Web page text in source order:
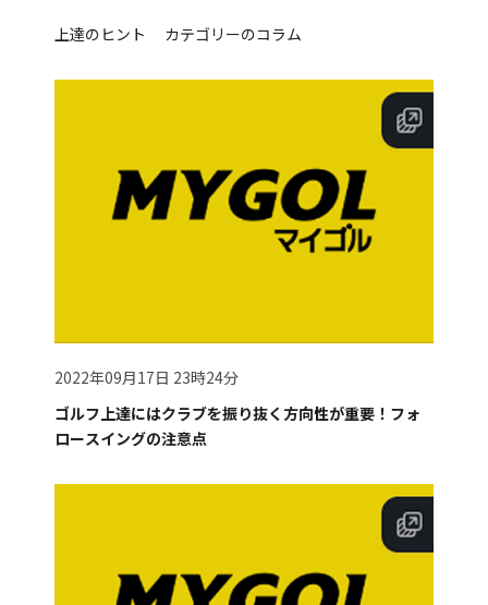
上達のヒント カテゴリーのコラム
2022年09月17日 23時24分
ゴルフ上達にはクラブを振り抜く方向性が重要！フォ
ロースイングの注意点